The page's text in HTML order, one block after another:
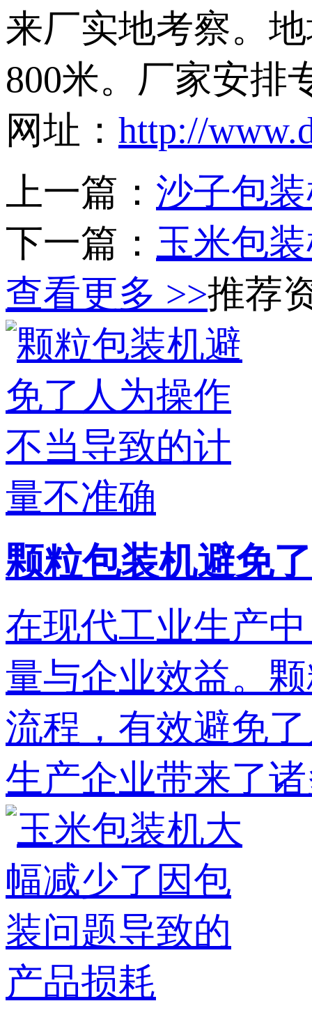
来厂实地考察。
800米。厂家安排
网址： http://
上一篇： 沙子包
下一篇： 玉米包
查看更多 >>推荐
颗粒包装机避免
在现代工业生产
量与企业效益。
流程，有效避免
生产企业带来了